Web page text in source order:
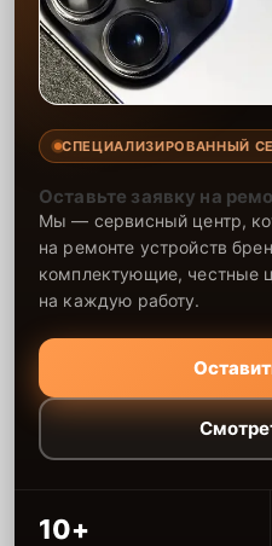
СПЕЦИАЛИЗИРОВАННЫЙ
Оставьте заявку на
Мы — сервисный центр,
на ремонте устройств
комплектующие, честные
на каждую работу.
10+